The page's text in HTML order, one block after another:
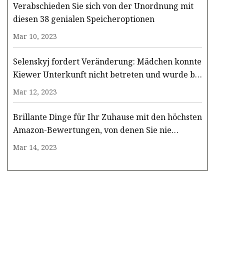
Verabschieden Sie sich von der Unordnung mit
diesen 38 genialen Speicheroptionen
Mar 10, 2023
Selenskyj fordert Veränderung: Mädchen konnte
Kiewer Unterkunft nicht betreten und wurde bei
russischem Angriff getötet
Mar 12, 2023
Brillante Dinge für Ihr Zuhause mit den höchsten
Amazon-Bewertungen, von denen Sie nie
wussten, dass sie existieren
Mar 14, 2023